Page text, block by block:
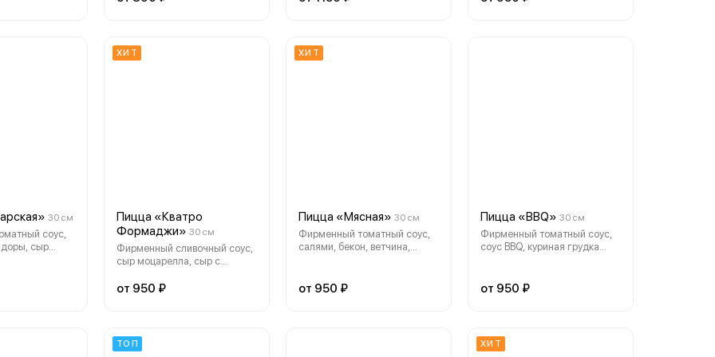
30 см
соус,
сыр
ХИТ
Пицца «Кватро
Формаджи» 30 см
Фирменный сливочный соус,
сыр моцарелла, сыр с
чеддер, сыр пармезан.
от 950 ₽
ХИТ
Пицца «Мясная» 30 см
Фирменный томатный соус,
салями, бекон, ветчина,
сыр моцарелла
от 950 ₽
Пицца «BBQ» 30 см
Фирменный томатный соус,
соус BBQ, куриная грудка
моцарелла и чеддер, перец
от 950 ₽
ТОП ХИТ